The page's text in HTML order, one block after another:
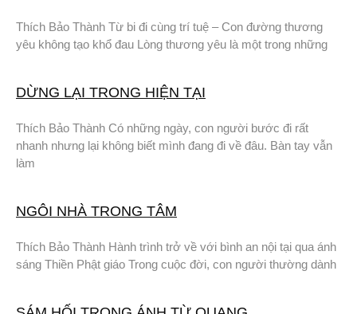
Thích Bảo Thành Từ bi đi cùng trí tuệ – Con đường thương
yêu không tạo khổ đau Lòng thương yêu là một trong những
DỪNG LẠI TRONG HIỆN TẠI
Thích Bảo Thành Có những ngày, con người bước đi rất
nhanh nhưng lại không biết mình đang đi về đâu. Bàn tay vẫn
làm
NGÔI NHÀ TRONG TÂM
Thích Bảo Thành Hành trình trở về với bình an nội tại qua ánh
sáng Thiền Phật giáo Trong cuộc đời, con người thường dành